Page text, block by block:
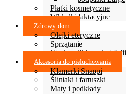
Płatki kosmetyczne
Wkładki laktacyjne
Zdrowy dom
Olejki eteryczne
Sprzątanie
Woskowijki zamiast folii
Akcesoria do pieluchowania
Klamerki Snappi
Śliniaki i fartuszki
Maty i podkłady